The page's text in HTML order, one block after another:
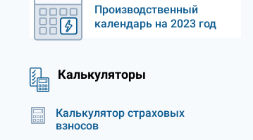
Производственный
календарь на 2023 год
Калькуляторы
Калькулятор страховых
взносов